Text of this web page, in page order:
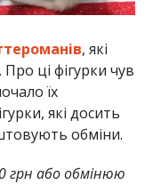
, які
Про ці фігурки чув
їх
які досить
обміни.
грн або обмінюю